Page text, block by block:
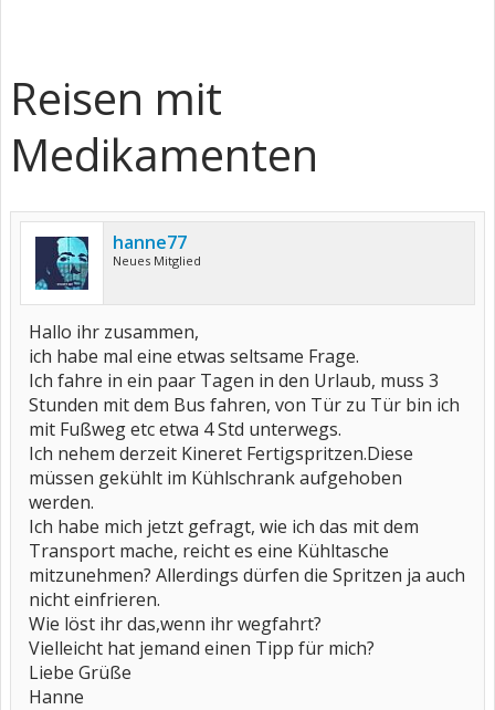
Reisen mit
Medikamenten
hanne77
Neues Mitglied
Hallo ihr zusammen,
ich habe mal eine etwas seltsame Frage.
Ich fahre in ein paar Tagen in den Urlaub, muss 3
Stunden mit dem Bus fahren, von Tür zu Tür bin ich
mit Fußweg etc etwa 4 Std unterwegs.
Ich nehem derzeit Kineret Fertigspritzen.Diese
müssen gekühlt im Kühlschrank aufgehoben
werden.
Ich habe mich jetzt gefragt, wie ich das mit dem
Transport mache, reicht es eine Kühltasche
mitzunehmen? Allerdings dürfen die Spritzen ja auch
nicht einfrieren.
Wie löst ihr das,wenn ihr wegfahrt?
Vielleicht hat jemand einen Tipp für mich?
Liebe Grüße
Hanne